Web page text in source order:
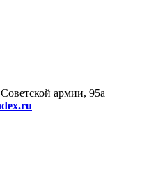
армии, 95а